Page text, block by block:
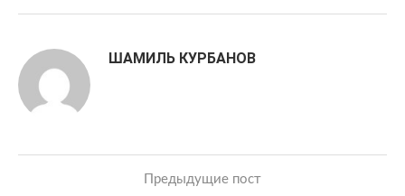
ШАМИЛЬ КУРБАНОВ
Предыдущие пост